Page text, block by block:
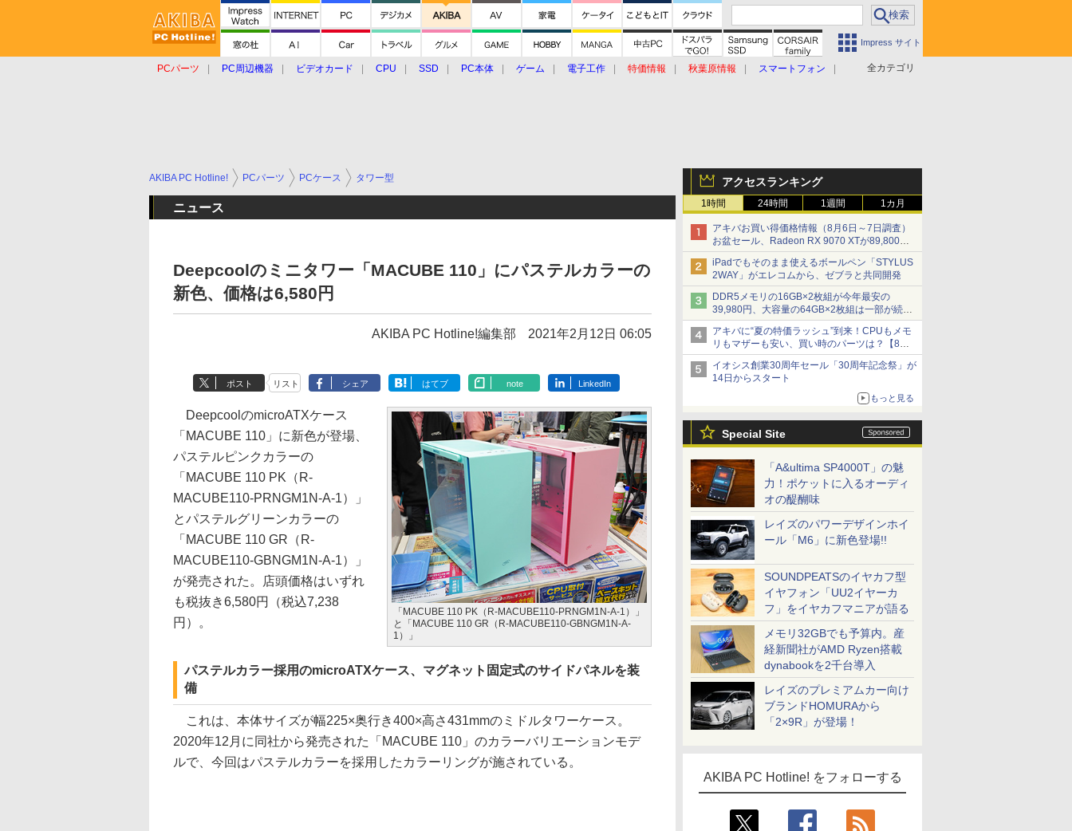
Impress サイト
全カテゴリ
PCパーツ PC周辺機器 ビデオカード CPU SSD PC本体 ゲーム 電子工作 特価情報 秋葉原情報
スマートフォン
アクセスランキング
1時間 24時間 1週間 1カ月
アキバお買い得価格情報（8月6日～7日調査）
お盆セール、Radeon RX 9070 XTが89,800
円、水平周波数24.8kHz対応の17型モニターが
9,801円、暑さ指数連動セール ほか
iPadでもそのまま使えるボールペン「STYLUS
2WAY」がエレコムから、ゼブラと共同開発
DDR5メモリの16GB×2枚組が今年最安の
39,980円、大容量の64GB×2枚組は一部が続騰
[8月前半のメモリ価格]
アキバに“夏の特価ラッシュ”到来！CPUもメモ
リもマザーも安い、買い時のパーツは？【8月7
日(金)22時配信】
イオシス創業30周年セール「30周年記念祭」が
14日からスタート
もっと見る
Special Site
「A&ultima SP4000T」の魅
力！ポケットに入るオーディ
オの醍醐味
レイズのパワーデザインホイ
ール「M6」に新色登場!!
SOUNDPEATSのイヤカフ型
イヤフォン「UU2イヤーカ
フ」をイヤカフマニアが語る
メモリ32GBでも予算内。産
経新聞社がAMD Ryzen搭載
dynabookを2千台導入
レイズのプレミアムカー向け
ブランドHOMURAから
「2×9R」が登場！
AKIBA PC Hotline! をフォローする
AKIBA PC Hotline! PCパーツ PCケース タワー型
ニュース
Deepcoolのミニタワー「MACUBE 110」にパステルカラーの
新色、価格は6,580円
AKIBA PC Hotline!編集部 2021年2月12日 06:05
ポスト リスト シェア はてブ note LinkedIn
「MACUBE 110 PK（R-MACUBE110-PRNGM1N-A-1）」
と「MACUBE 110 GR（R-MACUBE110-GBNGM1N-A-
1）」
DeepcoolのmicroATXケース
「MACUBE 110」に新色が登場、
パステルピンクカラーの
「MACUBE 110 PK（R-
MACUBE110-PRNGM1N-A-1）」
とパステルグリーンカラーの
「MACUBE 110 GR（R-
MACUBE110-GBNGM1N-A-1）」
が発売された。店頭価格はいずれ
も税抜き6,580円（税込7,238
円）。
パステルカラー採用のmicroATXケース、マグネット固定式のサイドパネルを装
備
これは、本体サイズが幅225×奥行き400×高さ431mmのミドルタワーケース。
2020年12月に同社から発売された「MACUBE 110」のカラーバリエーションモデ
ルで、今回はパステルカラーを採用したカラーリングが施されている。